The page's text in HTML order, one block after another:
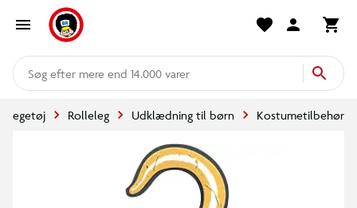
mere end 14.000 varer
Legetøj Rolleleg Udklædning til børn Kostumetilbehør